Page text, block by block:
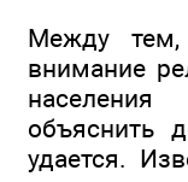
Между
внимание
объяснить
удается.